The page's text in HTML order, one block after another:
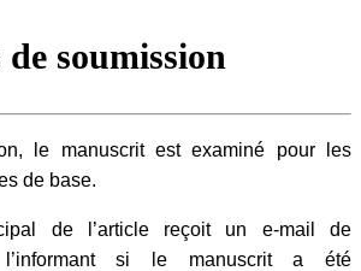
soumission
le manuscrit est examiné pour les
de base.
de l’article reçoit un e-mail de
l’informant si le manuscrit a été